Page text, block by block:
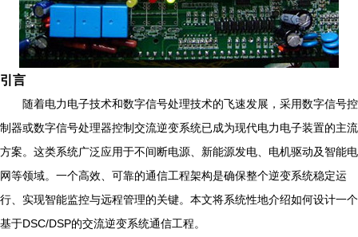
引言
随着电力电子技术和数字信号处理技术的飞速发展，采用数字信号控
制器或数字信号处理器控制交流逆变系统已成为现代电力电子装置的主流
方案。这类系统广泛应用于不间断电源、新能源发电、电机驱动及智能电
网等领域。一个高效、可靠的通信工程架构是确保整个逆变系统稳定运
行、实现智能监控与远程管理的关键。本文将系统性地介绍如何设计一个
基于DSC/DSP的交流逆变系统通信工程。